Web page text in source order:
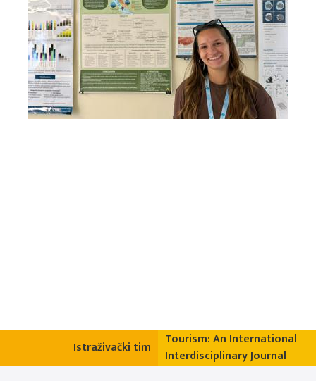
Istraživački tim
Tourism: An International
Interdisciplinary Journal